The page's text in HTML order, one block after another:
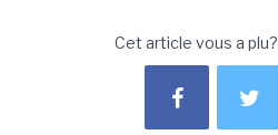
Cet article vous a plu?